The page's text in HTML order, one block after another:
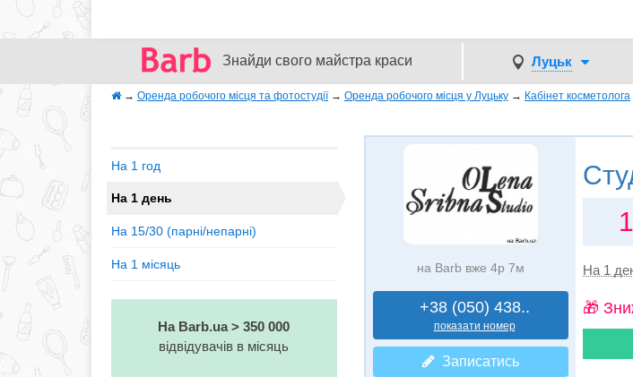
Знайди свого майстра краси Луцьк
→ Оренда робочого місця та фотостудії → Оренда робочого місця у Луцьку → Кабінет косметолога
На 1 год
На 1 день
На 15/30 (парні/непарні)
На 1 місяць
На Barb.ua > 350 000
відвідувачів в місяць
на Barb вже 4р 7м
+38 (050) 438..
показати номер
Записатись
На 1
🎁